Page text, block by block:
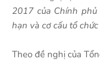
2017 của Chính
hạn và cơ cấu tổ
Theo đề nghị của